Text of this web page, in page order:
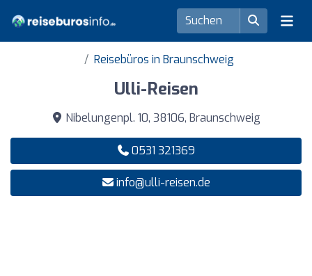
Reisebüros in Braunschweig
Ulli-Reisen
Nibelungenpl. 10, 38106, Braunschweig
0531 321369
info@ulli-reisen.de